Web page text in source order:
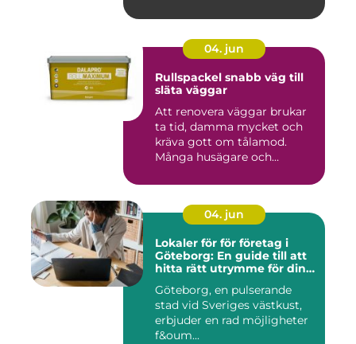
04. jun
Rullspackel snabb väg till
släta väggar
Att renovera väggar brukar
ta tid, damma mycket och
kräva gott om tålamod.
Många husägare och
04. jun
Lokaler för för företag i
Göteborg: En guide till att
hitta rätt utrymme för din
Göteborg, en pulserande
stad vid Sveriges västkust,
erbjuder en rad möjligheter
f&oum...